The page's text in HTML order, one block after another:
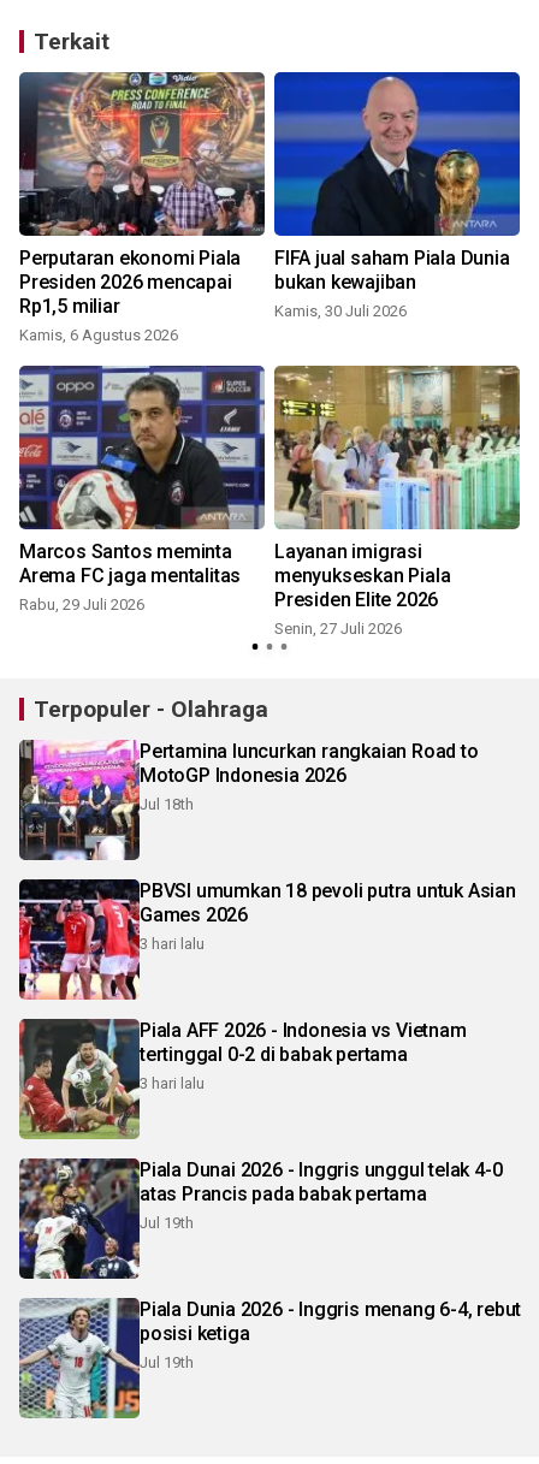
Terkait
Perputaran ekonomi Piala
Presiden 2026 mencapai
Rp1,5 miliar
Kamis, 6 Agustus 2026
FIFA jual saham Piala Dunia
bukan kewajiban
Kamis, 30 Juli 2026
Marcos Santos meminta
Arema FC jaga mentalitas
Rabu, 29 Juli 2026
Layanan imigrasi
menyukseskan Piala
Presiden Elite 2026
Senin, 27 Juli 2026
Terpopuler - Olahraga
Pertamina luncurkan rangkaian Road to
MotoGP Indonesia 2026
Jul 18th
PBVSI umumkan 18 pevoli putra untuk Asian
Games 2026
3 hari lalu
Piala AFF 2026 - Indonesia vs Vietnam
tertinggal 0-2 di babak pertama
3 hari lalu
Piala Dunai 2026 - Inggris unggul telak 4-0
atas Prancis pada babak pertama
Jul 19th
Piala Dunia 2026 - Inggris menang 6-4, rebut
posisi ketiga
Jul 19th